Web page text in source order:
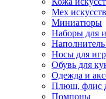
Мех
Миниатюры
Наборы для
Носы для
Обувь для
Одежда и
Плюш, флис
Помпоны